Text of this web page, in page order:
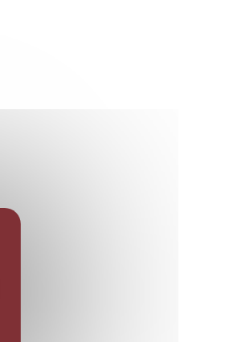
Skrýt banner souborů